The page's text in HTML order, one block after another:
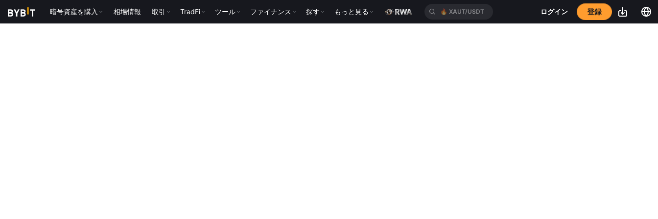
暗号資産を購入 相場情報 取引 TradFi ツール ファイナンス 探す もっと見る 🔥 XAUT/USDT ログイン 登録